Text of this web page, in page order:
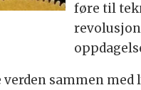
føre til
sammen